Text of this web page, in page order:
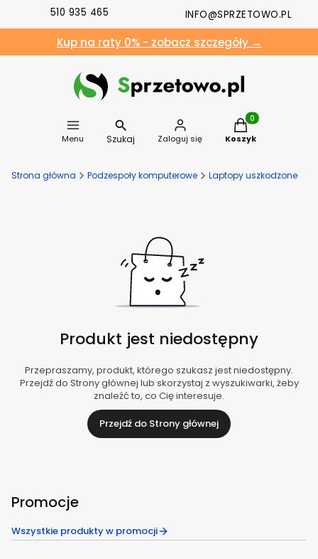
510 935 465 INFO@SPRZETOWO.PL
Kup na raty 0% - zobacz szczegóły →
Menu Szukaj Zaloguj się
Produkty w
Koszyk
Strona główna Podzespoły komputerowe Laptopy uszkodzone
Produkt jest niedostępny
Przepraszamy, produkt, którego szukasz jest niedostępny.
Przejdź do Strony głównej lub skorzystaj z wyszukiwarki, żeby
znaleźć to, co Cię interesuje.
Przejdź do Strony głównej
Promocje
Wszystkie produkty w promocji